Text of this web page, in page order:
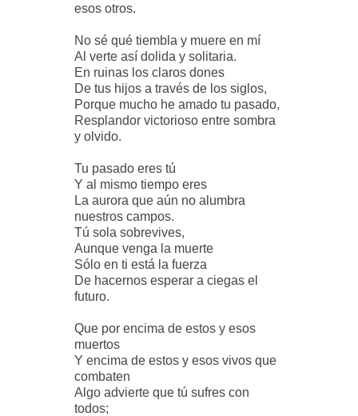
esos otros.
No sé qué tiembla y muere en mí
Al verte así dolida y solitaria.
En ruinas los claros dones
De tus hijos a través de los siglos,
Porque mucho he amado tu pasado,
Resplandor victorioso entre sombra
y olvido.
Tu pasado eres tú
Y al mismo tiempo eres
La aurora que aún no alumbra
nuestros campos.
Tú sola sobrevives,
Aunque venga la muerte
Sólo en ti está la fuerza
De hacernos esperar a ciegas el
futuro.
Que por encima de estos y esos
muertos
Y encima de estos y esos vivos que
combaten
Algo advierte que tú sufres con
todos;